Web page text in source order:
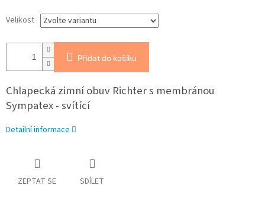
Velikost
Přidat do košíku
Chlapecká zimní obuv Richter s membránou
Sympatex - svítící
Detailní informace
ZEPTAT SE SDÍLET